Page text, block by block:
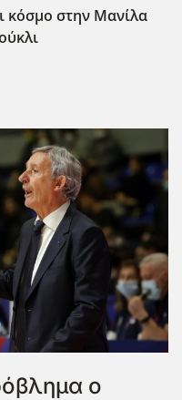
κόσμο στην Μανίλα
ο